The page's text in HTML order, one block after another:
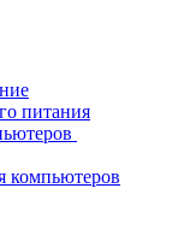
питания
компьютеров